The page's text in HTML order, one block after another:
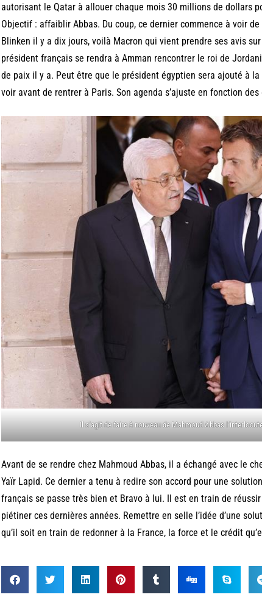
autorisant le Qatar à allouer chaque mois 30 millions de dollars
Objectif : affaiblir Abbas. Du coup, ce dernier commence à voir
Blinken il y a dix jours, voilà Macron qui vient prendre ses avis
président français se rendra à Amman rencontrer le roi de
de paix il y a. Peut être que le président égyptien sera ajouté à
voir avant de rentrer à Paris. Son agenda s’ajuste en fonction des
Il s’agit de faire à nouveau de Mahmoud Abbas
Avant de se rendre chez Mahmoud Abbas, il a échangé avec le
Yaïr Lapid. Ce dernier a tenu à redire son accord pour une
français se passe très bien et Bravo à lui. Il est en train de
piétiner ces dernières années. Remettre en selle l’idée d’une
qu’il soit en train de redonner à la France, la force et le crédit